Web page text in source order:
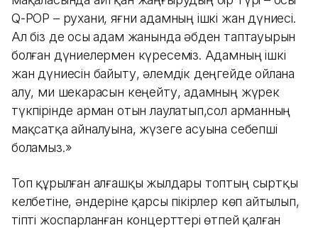
Q-POP – рухани, яғни адамның ішкі жан дүниесі.
Ал біз де осы адам жанында әбден таптауырын
болған дүниелермен күресеміз. Адамның ішкі
жан дүниесін байыту, әлемдік деңгейде ойлана
алу, ми шекарасын кеңейту, адамның жүрек
түкпірінде арман отын лаулатып,сол арманның
мақсатқа айналуына, жүзеге асуына себепші
боламыз.»
Топ құрылған алғашқы жылдары топтың сыртқы
келбетіне, әндеріне қарсы пікірлер көп айтылып,
тіпті жоспарланған концерттері өтпей қалған